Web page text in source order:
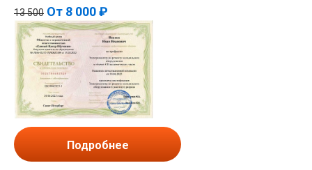
13 500 От 8 000 ₽
Подробнее